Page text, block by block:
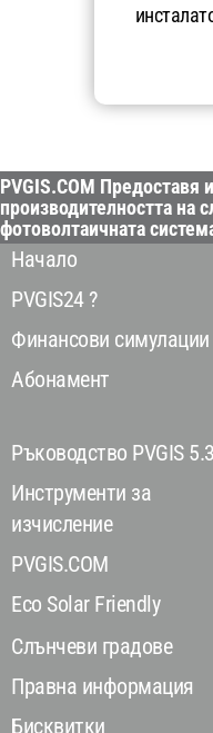
PVGIS.COM Предоставя
производителността на
фотоволтаичната
Начало
PVGIS24 ?
Финансови симулации
Абонамент
Ръководство PVGIS 5.3
Инструменти за
изчисление
PVGIS.COM
Eco Solar Friendly
Слънчеви градове
Правна информация
Бисквитки